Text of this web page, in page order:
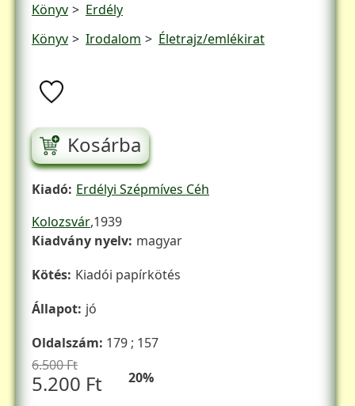
Könyv
Erdély
Könyv
Irodalom Életrajz/emlékirat
Kosárba
Kiadó Erdélyi Szépmíves Céh
Kolozsvár Kiadás éve
1939
Kiadvány nyelv magyar
Kötés Kiadói papírkötés
Állapot jó
Oldalszám 179 ; 157
20%
6.500 Ft
5.200 Ft